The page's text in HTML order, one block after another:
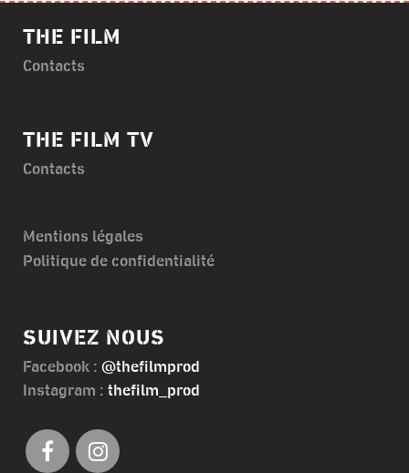
THE FILM
Contacts
THE FILM TV
Contacts
Mentions légales
Politique de confidentialité
SUIVEZ NOUS
Facebook : @thefilmprod
Instagram : thefilm_prod